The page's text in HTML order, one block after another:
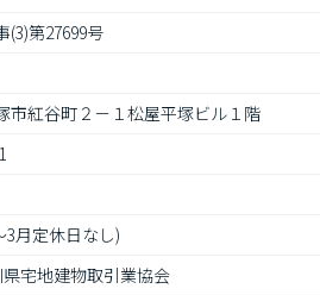
(3)第27699号
市紅谷町２－１松屋平塚ビル１階
3月定休日なし)
宅地建物取引業協会